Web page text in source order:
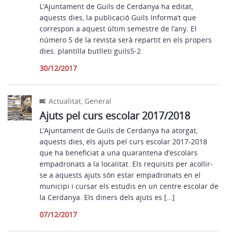
L’Ajuntament de Guils de Cerdanya ha editat,
aquests dies, la publicació Guils Informa’t que
correspon a aquest últim semestre de l’any. El
número 5 de la revista serà repartit en els propers
dies. plantilla butlleti guils5-2
30/12/2017
Actualitat, General
Ajuts pel curs escolar 2017/2018
L’Ajuntament de Guils de Cerdanya ha atorgat,
aquests dies, els ajuts pel curs escolar 2017-2018
que ha beneficiat a una quarantena d’escolars
empadronats a la localitat. Els requisits per acollir-
se a aquests ajuts són estar empadronats en el
municipi i cursar els estudis en un centre escolar de
la Cerdanya. Els diners dels ajuts es […]
07/12/2017